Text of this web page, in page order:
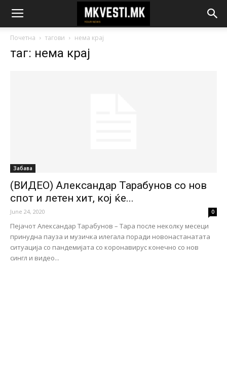
Почетна тагови нема крај
таг: нема крај
Забава
(ВИДЕО) Александар Тарабунов со нов
спот и летен хит, кој ќе...
June 24, 2020 0
Пејачот Александар Тарабунов – Тара после неколку месеци
принудна пауза и музичка илегала поради новонастанатата
ситуација со пандемијата со коронавирус конечно со нов
сингл и видео...